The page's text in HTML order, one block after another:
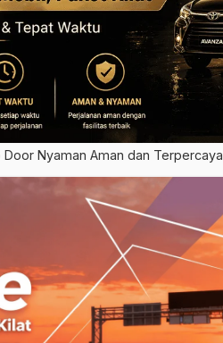
Nyaman Aman dan Terpercaya